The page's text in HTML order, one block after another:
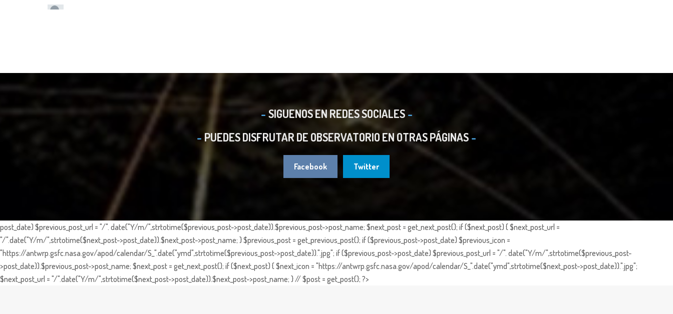
SIGUENOS EN REDES SOCIALES
PUEDES DISFRUTAR DE OBSERVATORIO EN OTRAS PÁGINAS
Facebook Twitter
post_date) $previous_post_url = "/". date("Y/m/",strtotime($previous_post->post_date)).$previous_post->post_name; $next_post = get_next_post(); if ($next_post) { $next_post_url =
"/".date("Y/m/",strtotime($next_post->post_date)).$next_post->post_name; } $previous_post = get_previous_post(); if ($previous_post->post_date) $previous_icon =
"https://antwrp.gsfc.nasa.gov/apod/calendar/S_".date("ymd",strtotime($previous_post->post_date)).".jpg"; if ($previous_post->post_date) $previous_post_url = "/". date("Y/m/",strtotime($previous_post-
>post_date)).$previous_post->post_name; $next_post = get_next_post(); if ($next_post) { $next_icon = "https://antwrp.gsfc.nasa.gov/apod/calendar/S_".date("ymd",strtotime($next_post->post_date)).".jpg";
$next_post_url = "/".date("Y/m/",strtotime($next_post->post_date)).$next_post->post_name; } // $post = get_post(); ?>